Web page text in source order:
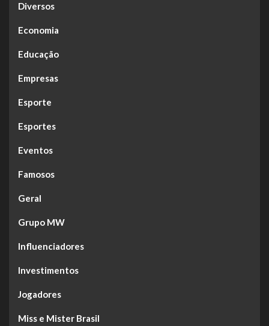
Diversos
Economia
Educação
Empresas
Esporte
Esportes
Eventos
Famosos
Geral
Grupo MW
Influenciadores
Investimentos
Jogadores
Miss e Mister Brasil